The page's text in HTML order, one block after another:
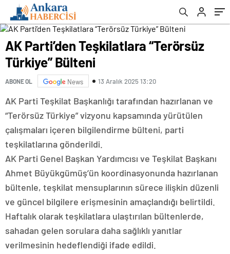
AK Parti’den Teşkilatlara “Terörsüz
Türkiye” Bülteni
ABONE OL News 13 Aralık 2025 13:20
AK Parti Teşkilat Başkanlığı tarafından hazırlanan ve
“Terörsüz Türkiye” vizyonu kapsamında yürütülen
çalışmaları içeren bilgilendirme bülteni, parti
teşkilatlarına gönderildi.
AK Parti Genel Başkan Yardımcısı ve Teşkilat Başkanı
Ahmet Büyükgümüş’ün koordinasyonunda hazırlanan
bültenle, teşkilat mensuplarının sürece ilişkin düzenli
ve güncel bilgilere erişmesinin amaçlandığı belirtildi.
Haftalık olarak teşkilatlara ulaştırılan bültenlerde,
sahadan gelen sorulara daha sağlıklı yanıtlar
verilmesinin hedeflendiği ifade edildi.